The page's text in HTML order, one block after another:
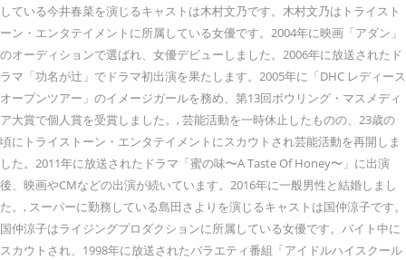
している今井春菜を演じるキャストは木村文乃です。木村文乃はトライスト
ーン・エンタテイメントに所属している女優です。2004年に映画「アダン」
のオーディションで選ばれ、女優デビューしました。2006年に放送されたド
ラマ「功名が辻」でドラマ初出演を果たします。2005年に「DHC レディース
オープンツアー」のイメージガールを務め、第13回ボウリング・マスメディ
ア大賞で個人賞を受賞しました。, 芸能活動を一時休止したものの、23歳の
頃にトライストーン・エンタテイメントにスカウトされ芸能活動を再開しま
した。2011年に放送されたドラマ「蜜の味〜A Taste Of Honey〜」に出演
後、映画やCMなどの出演が続いています。2016年に一般男性と結婚しまし
た。, スーパーに勤務している島田さよりを演じるキャストは国仲涼子です。
国仲涼子はライジングプロダクションに所属している女優です。バイト中に
スカウトされ、1998年に放送されたバラエティ番組「アイドルハイスクール